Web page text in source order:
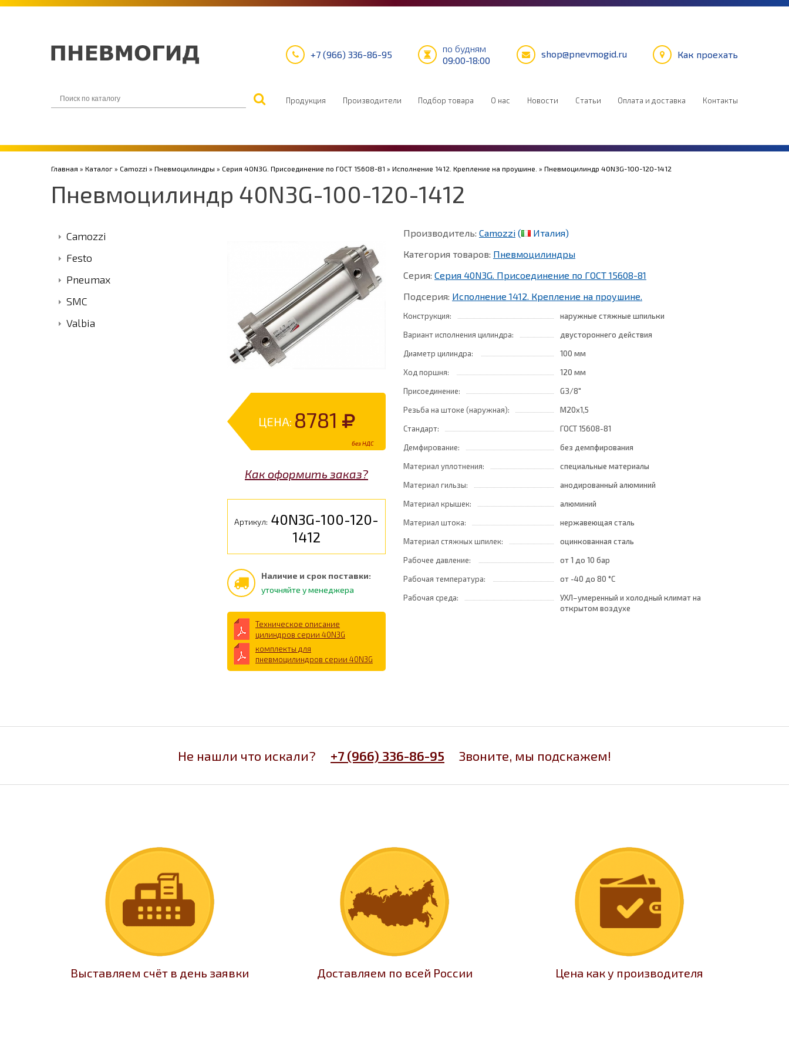
+7 (966) 336-86-95
по будням
09:00-18:00
shop@pnevmogid.ru Как проехать
Продукция Производители Подбор товара О нас Новости Статьи Оплата и доставка Контакты
Главная » Каталог » Camozzi » Пневмоцилиндры » Серия 40N3G. Присоединение по ГОСТ 15608-81 » Исполнение 1412. Крепление на проушине. » Пневмоцилиндр 40N3G-100-120-1412
Пневмоцилиндр 40N3G-100-120-1412
Camozzi
Festo
Pneumax
SMC
Valbia
ЦЕНА: 8781
без НДС
Как оформить заказ?
Артикул: 40N3G-100-120-
1412
Наличие и срок поставки:
уточняйте у менеджера
Техническое описание
цилиндров серии 40N3G
комплекты для
пневмоцилиндров серии 40N3G
Производитель: Camozzi (
Италия)
Категория товаров: Пневмоцилиндры
Серия: Серия 40N3G. Присоединение по ГОСТ 15608-81
Подсерия: Исполнение 1412. Крепление на проушине.
Конструкция:
наружные стяжные шпильки
Вариант исполнения цилиндра:
двустороннего действия
Диаметр цилиндра:
100 мм
Ход поршня:
120 мм
Присоединение:
G3/8"
Резьба на штоке (наружная):
M20x1,5
Стандарт:
ГОСТ 15608-81
Демфирование:
без демпфирования
Материал уплотнения:
специальные материалы
Материал гильзы:
анодированный алюминий
Материал крышек:
алюминий
Материал штока:
нержавеющая сталь
Материал стяжных шпилек:
оцинкованная сталь
Рабочее давление:
от 1 до 10 бар
Рабочая температура:
от -40 до 80 °C
Рабочая среда:
УХЛ–умеренный и холодный климат на
открытом воздухе
Не нашли что искали? +7 (966) 336-86-95 Звоните, мы подскажем!
Выставляем счёт в день заявки Доставляем по всей России Цена как у производителя